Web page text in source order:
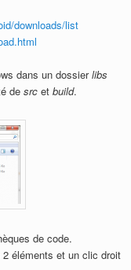
downloads/list
dans un dossierlibs
de src et build.
de code.
2 éléments et un clic droit